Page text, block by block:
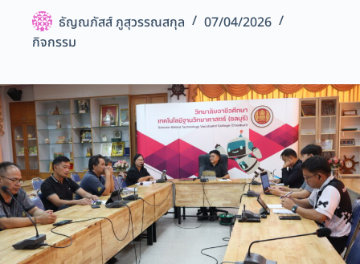
ธัญณภัสส์ ภูสุวรรณสกุล
07/04/2026
กิจกรรม